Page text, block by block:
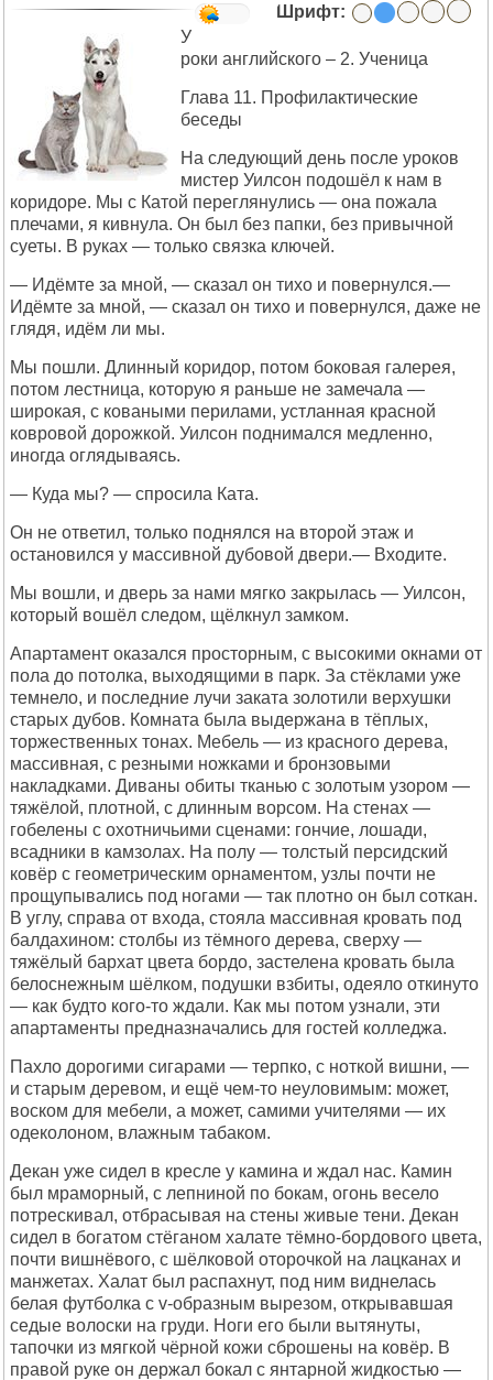
Шрифт:
У
роки английского – 2. Ученица
Глава 11. Профилактические
беседы
На следующий день после уроков
мистер Уилсон подошёл к нам в
коридоре. Мы с Катой переглянулись — она пожала
плечами, я кивнула. Он был без папки, без привычной
суеты. В руках — только связка ключей.
— Идёмте за мной, — сказал он тихо и повернулся.—
Идёмте за мной, — сказал он тихо и повернулся, даже не
глядя, идём ли мы.
Мы пошли. Длинный коридор, потом боковая галерея,
потом лестница, которую я раньше не замечала —
широкая, с коваными перилами, устланная красной
ковровой дорожкой. Уилсон поднимался медленно,
иногда оглядываясь.
— Куда мы? — спросила Ката.
Он не ответил, только поднялся на второй этаж и
остановился у массивной дубовой двери.— Входите.
Мы вошли, и дверь за нами мягко закрылась — Уилсон,
который вошёл следом, щёлкнул замком.
Апартамент оказался просторным, с высокими окнами от
пола до потолка, выходящими в парк. За стёклами уже
темнело, и последние лучи заката золотили верхушки
старых дубов. Комната была выдержана в тёплых,
торжественных тонах. Мебель — из красного дерева,
массивная, с резными ножками и бронзовыми
накладками. Диваны обиты тканью с золотым узором —
тяжёлой, плотной, с длинным ворсом. На стенах —
гобелены с охотничьими сценами: гончие, лошади,
всадники в камзолах. На полу — толстый персидский
ковёр с геометрическим орнаментом, узлы почти не
прощупывались под ногами — так плотно он был соткан.
В углу, справа от входа, стояла массивная кровать под
балдахином: столбы из тёмного дерева, сверху —
тяжёлый бархат цвета бордо, застелена кровать была
белоснежным шёлком, подушки взбиты, одеяло откинуто
— как будто кого-то ждали. Как мы потом узнали, эти
апартаменты предназначались для гостей колледжа.
Пахло дорогими сигарами — терпко, с ноткой вишни, —
и старым деревом, и ещё чем-то неуловимым: может,
воском для мебели, а может, самими учителями — их
одеколоном, влажным табаком.
Декан уже сидел в кресле у камина и ждал нас. Камин
был мраморный, с лепниной по бокам, огонь весело
потрескивал, отбрасывая на стены живые тени. Декан
сидел в богатом стёганом халате тёмно-бордового цвета,
почти вишнёвого, с шёлковой оторочкой на лацканах и
манжетах. Халат был распахнут, под ним виднелась
белая футболка с v-образным вырезом, открывавшая
седые волоски на груди. Ноги его были вытянуты,
тапочки из мягкой чёрной кожи сброшены на ковёр. В
правой руке он держал бокал с янтарной жидкостью —